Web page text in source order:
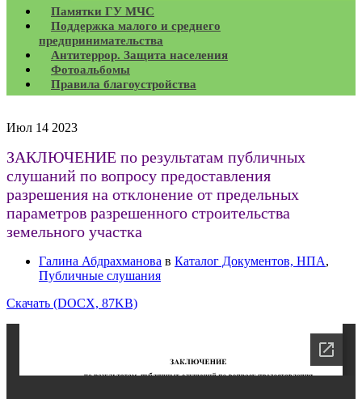
Памятки ГУ МЧС
Поддержка малого и среднего
предпринимательства
Антитеррор. Защита населения
Фотоальбомы
Правила благоустройства
Июл 14 2023
ЗАКЛЮЧЕНИЕ по результатам публичных
слушаний по вопросу предоставления
разрешения на отклонение от предельных
параметров разрешенного строительства
земельного участка
Галина Абдрахманова в Каталог Документов, НПА,
Публичные слушания
Скачать (DOCX, 87KB)